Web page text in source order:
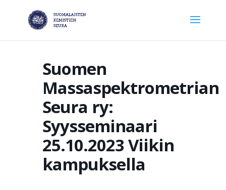
Suomen
Massaspektrometrian
Seura ry:
Syysseminaari
25.10.2023 Viikin
kampuksella